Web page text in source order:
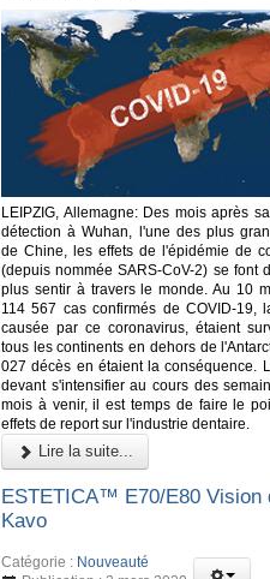
LEIPZIG, Allemagne: Des mois après
détection à Wuhan, l'une des plus
de Chine, les effets de l'épidémie de
(depuis nommée SARS-CoV-2) se font
plus sentir à travers le monde. Au 10
114 567 cas confirmés de COVID-19,
causée par ce coronavirus, étaient
tous les continents en dehors de
027 décès en étaient la conséquence.
devant s'intensifier au cours des
mois à venir, il est temps de faire le
effets de report sur l'industrie dentaire.
Lire la suite...
ESTETICA™️ E70/E80 Vision
Kavo
Catégorie : Nouveauté